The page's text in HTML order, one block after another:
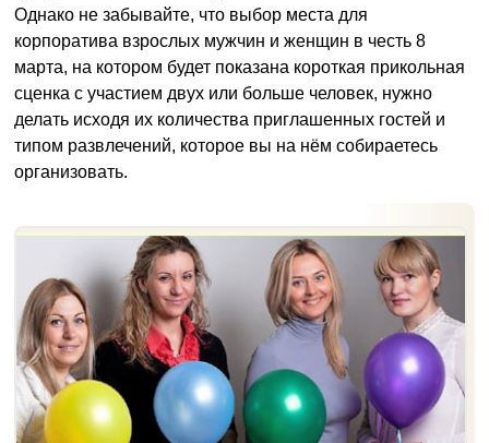
Однако не забывайте, что выбор места для
корпоратива взрослых мужчин и женщин в честь 8
марта, на котором будет показана короткая прикольная
сценка с участием двух или больше человек, нужно
делать исходя их количества приглашенных гостей и
типом развлечений, которое вы на нём собираетесь
организовать.